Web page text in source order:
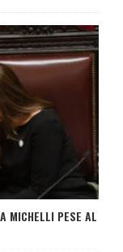
MICHELLI PESE AL